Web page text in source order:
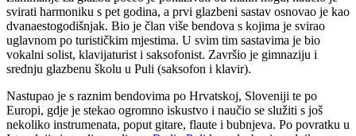
svirati harmoniku s pet godina, a prvi glazbeni sastav osnovao je kao
dvanaestogodišnjak. Bio je član više bendova s kojima je svirao
uglavnom po turističkim mjestima. U svim tim sastavima je bio
vokalni solist, klavijaturist i saksofonist. Završio je gimnaziju i
srednju glazbenu školu u Puli (saksofon i klavir).
Nastupao je s raznim bendovima po Hrvatskoj, Sloveniji te po
Europi, gdje je stekao ogromno iskustvo i naučio se služiti s još
nekoliko instrumenata, poput gitare, flaute i bubnjeva. Po povratku u